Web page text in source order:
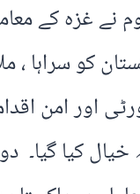
نے غزہ کے
کو سراہا ،
اور امن
خیال کیا گیا۔